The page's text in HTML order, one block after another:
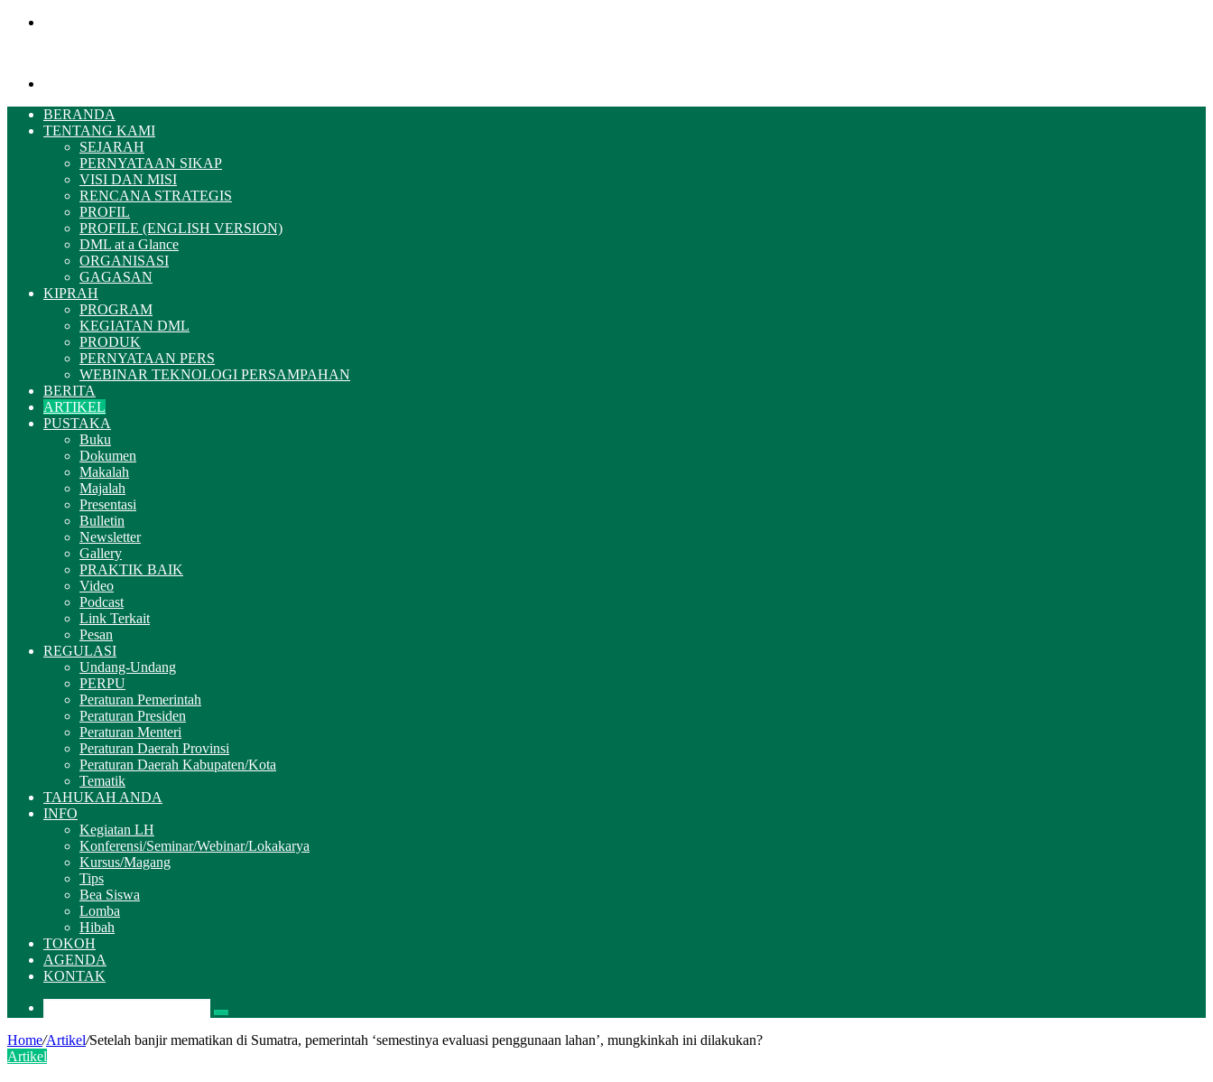
BERANDA
TENTANG KAMI
SEJARAH
PERNYATAAN SIKAP
VISI DAN MISI
RENCANA STRATEGIS
PROFIL
PROFILE (ENGLISH VERSION)
DML at a Glance
ORGANISASI
GAGASAN
KIPRAH
PROGRAM
KEGIATAN DML
PRODUK
PERNYATAAN PERS
WEBINAR TEKNOLOGI PERSAMPAHAN
BERITA
ARTIKEL
PUSTAKA
Buku
Dokumen
Makalah
Majalah
Presentasi
Bulletin
Newsletter
Gallery
PRAKTIK BAIK
Video
Podcast
Link Terkait
Pesan
REGULASI
Undang-Undang
PERPU
Peraturan Pemerintah
Peraturan Presiden
Peraturan Menteri
Peraturan Daerah Provinsi
Peraturan Daerah Kabupaten/Kota
Tematik
TAHUKAH ANDA
INFO
Kegiatan LH
Konferensi/Seminar/Webinar/Lokakarya
Kursus/Magang
Tips
Bea Siswa
Lomba
Hibah
TOKOH
AGENDA
KONTAK
Pencarian
Home/Artikel/Setelah banjir mematikan di Sumatra, pemerintah ‘semestinya evaluasi penggunaan lahan’, mungkinkah ini dilakukan?
Artikel